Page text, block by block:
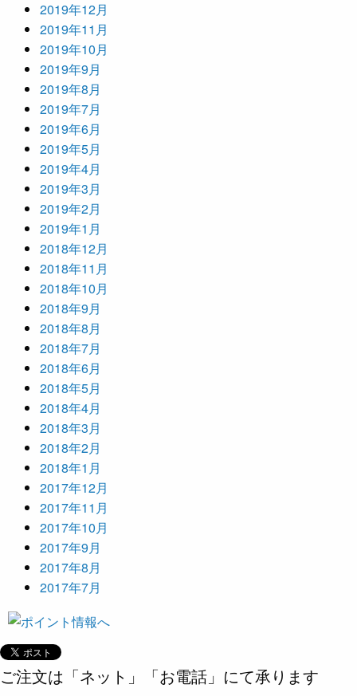
2019年12月
2019年11月
2019年10月
2019年9月
2019年8月
2019年7月
2019年6月
2019年5月
2019年4月
2019年3月
2019年2月
2019年1月
2018年12月
2018年11月
2018年10月
2018年9月
2018年8月
2018年7月
2018年6月
2018年5月
2018年4月
2018年3月
2018年2月
2018年1月
2017年12月
2017年11月
2017年10月
2017年9月
2017年8月
2017年7月
ご注文は「ネット」「お電話」にて承ります